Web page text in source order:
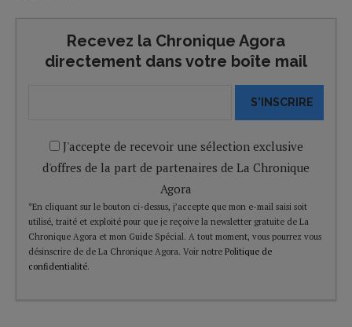
Recevez la Chronique Agora
directement dans votre boîte mail
S'INSCRIRE
J'accepte de recevoir une sélection exclusive
d'offres de la part de partenaires de La Chronique
Agora
*En cliquant sur le bouton ci-dessus, j’accepte que mon e-mail saisi soit
utilisé, traité et exploité pour que je reçoive la newsletter gratuite de La
Chronique Agora et mon Guide Spécial. A tout moment, vous pourrez vous
désinscrire de de La Chronique Agora. Voir notre Politique de
confidentialité.